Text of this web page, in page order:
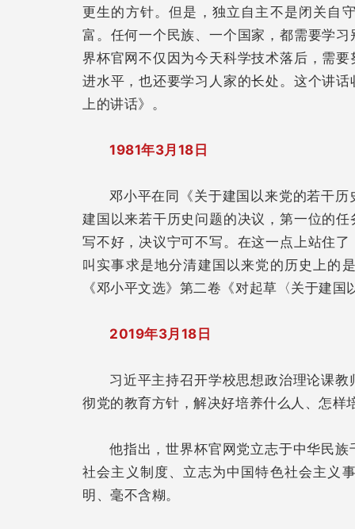
更生的方针。但是，独立自主不是闭关自
富。任何一个民族、一个国家，都需要学
界杯官网不仅因为今天科学技术落后，需
进水平，也还要学习人家的长处。这个讲
上的讲话》。
1981年3月18日
邓小平在同《关于建国以来党的若干
建国以来若干历史问题的决议，第一位的
写不好，决议宁可不写。在这一点上站住
叫实事求是地分清建国以来党的历史上的
《邓小平文选》第二卷《对起草〈关于建
2019年3月18日
习近平主持召开学校思想政治理论课
彻党的教育方针，解决好培养什么人、怎
他指出，世界杯官网党立志于中华民
社会主义制度、立志为中国特色社会主义
明、毫不含糊。